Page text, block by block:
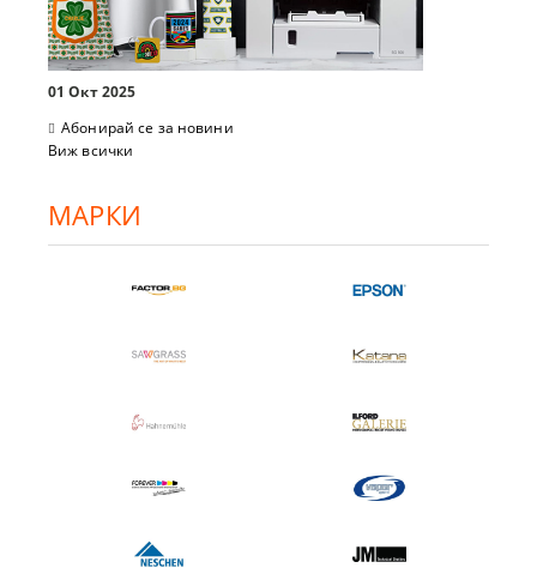
01 Окт 2025
Абонирай се за новини
Виж всички
МАРКИ